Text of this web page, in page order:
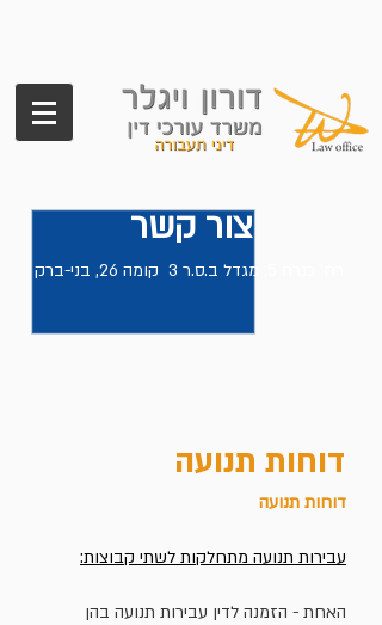
צור קשר
דוחות תנועה
דוחות תנועה
עבירות תנועה מתחלקות לשתי קבוצות:
האחת - הזמנה לדין עבירות תנועה בהן